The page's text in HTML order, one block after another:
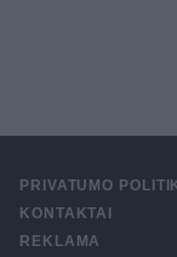
PRIVATUMO
KONTAKTAI
REKLAMA